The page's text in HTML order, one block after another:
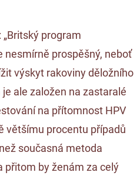
program
nesmírně prospěšný, neboť
výskyt rakoviny děložního
ale založen na zastaralé
na přítomnost HPV
většímu procentu případů
současná metoda
přitom by ženám za celý